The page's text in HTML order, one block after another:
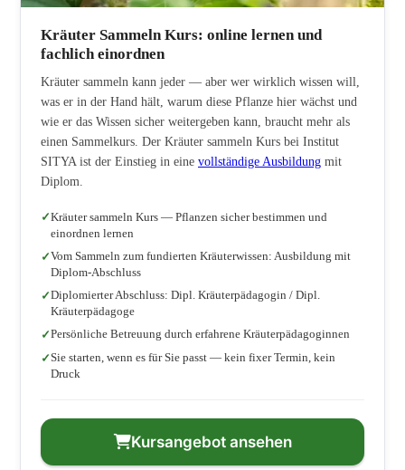
Kräuter Sammeln Kurs: online lernen und
fachlich einordnen
Kräuter sammeln kann jeder — aber wer wirklich wissen will,
was er in der Hand hält, warum diese Pflanze hier wächst und
wie er das Wissen sicher weitergeben kann, braucht mehr als
einen Sammelkurs. Der Kräuter sammeln Kurs bei Institut
SITYA ist der Einstieg in eine vollständige Ausbildung mit
Diplom.
Kräuter sammeln Kurs — Pflanzen sicher bestimmen und
einordnen lernen
Vom Sammeln zum fundierten Kräuterwissen: Ausbildung mit
Diplom-Abschluss
Diplomierter Abschluss: Dipl. Kräuterpädagogin / Dipl.
Kräuterpädagoge
Persönliche Betreuung durch erfahrene Kräuterpädagoginnen
Sie starten, wenn es für Sie passt — kein fixer Termin, kein
Druck
Kursangebot ansehen